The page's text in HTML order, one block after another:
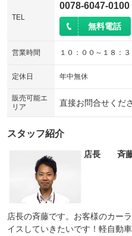
TEL
0078-6047-0100
無料電話
営業時間 １０：００～１８：３
定休日 年中無休
販売可能エ
リア
直接お問合せくだ
スタッフ紹介
店長 斉
店長の斉藤です。お客様のカー
イスしていきたいです！軽自動